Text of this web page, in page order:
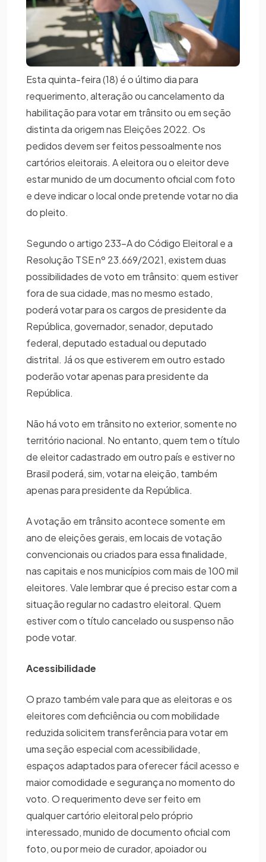
Esta quinta-feira (18) é o último dia para
requerimento, alteração ou cancelamento da
habilitação para votar em trânsito ou em seção
distinta da origem nas Eleições 2022. Os
pedidos devem ser feitos pessoalmente nos
cartórios eleitorais. A eleitora ou o eleitor deve
estar munido de um documento oficial com foto
e deve indicar o local onde pretende votar no dia
do pleito.
Segundo o artigo 233-A do Código Eleitoral e a
Resolução TSE nº 23.669/2021, existem duas
possibilidades de voto em trânsito: quem estiver
fora de sua cidade, mas no mesmo estado,
poderá votar para os cargos de presidente da
República, governador, senador, deputado
federal, deputado estadual ou deputado
distrital. Já os que estiverem em outro estado
poderão votar apenas para presidente da
República.
Não há voto em trânsito no exterior, somente no
território nacional. No entanto, quem tem o título
de eleitor cadastrado em outro país e estiver no
Brasil poderá, sim, votar na eleição, também
apenas para presidente da República.
A votação em trânsito acontece somente em
ano de eleições gerais, em locais de votação
convencionais ou criados para essa finalidade,
nas capitais e nos municípios com mais de 100 mil
eleitores. Vale lembrar que é preciso estar com a
situação regular no cadastro eleitoral. Quem
estiver com o título cancelado ou suspenso não
pode votar.
Acessibilidade
O prazo também vale para que as eleitoras e os
eleitores com deficiência ou com mobilidade
reduzida solicitem transferência para votar em
uma seção especial com acessibilidade,
espaços adaptados para oferecer fácil acesso e
maior comodidade e segurança no momento do
voto. O requerimento deve ser feito em
qualquer cartório eleitoral pelo próprio
interessado, munido de documento oficial com
foto, ou por meio de curador, apoiador ou